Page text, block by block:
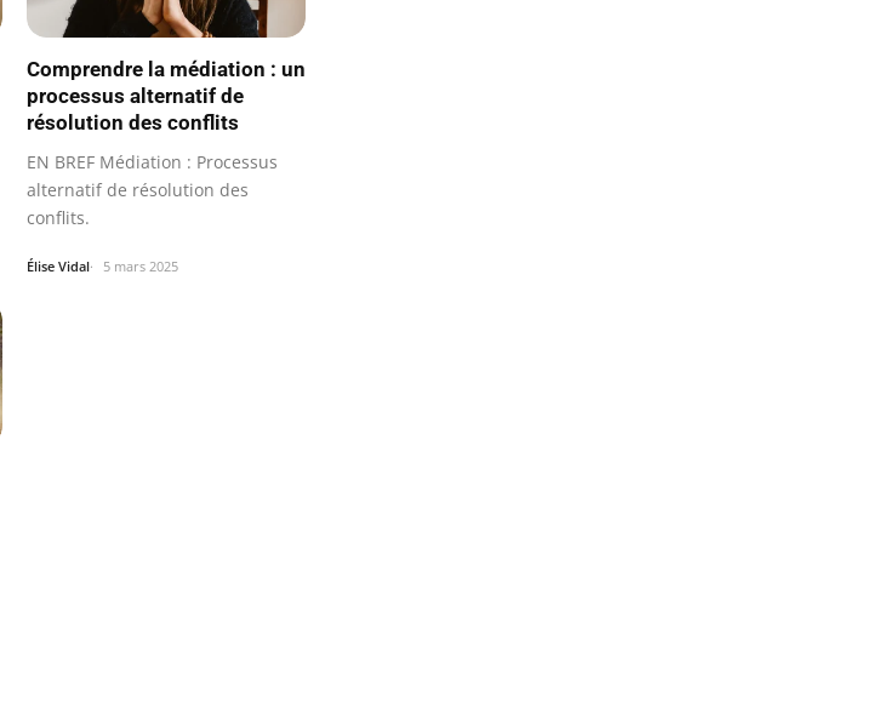
Comprendre la médiation : un
processus alternatif de
résolution des conflits
EN BREF Médiation : Processus
alternatif de résolution des
conflits.
Élise Vidal 5 mars 2025